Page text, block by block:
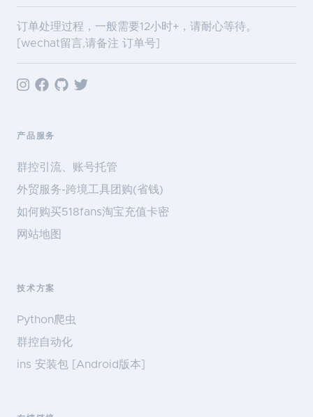
订单处理过程，一般需要12小时+，请耐心等待。
[wechat留言,请备注 订单号]
产品服务
群控引流、账号托管
外贸服务-跨境工具团购(省钱)
如何购买518fans淘宝充值卡密
网站地图
技术方案
Python爬虫
群控自动化
ins 安装包 [Android版本]